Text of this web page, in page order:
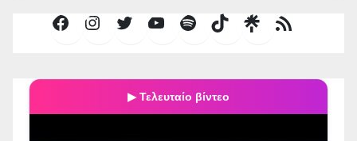
FacebookInstagramTwitterYouTubeSpotifyTikTok
Τροφοδοσία
▶ Τελευταίο βίντεο